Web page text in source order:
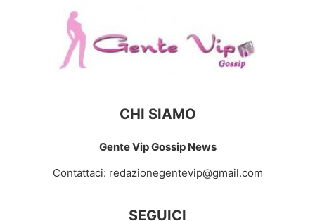
CHI SIAMO
Gente Vip Gossip News
Contattaci: redazionegentevip@gmail.com
SEGUICI